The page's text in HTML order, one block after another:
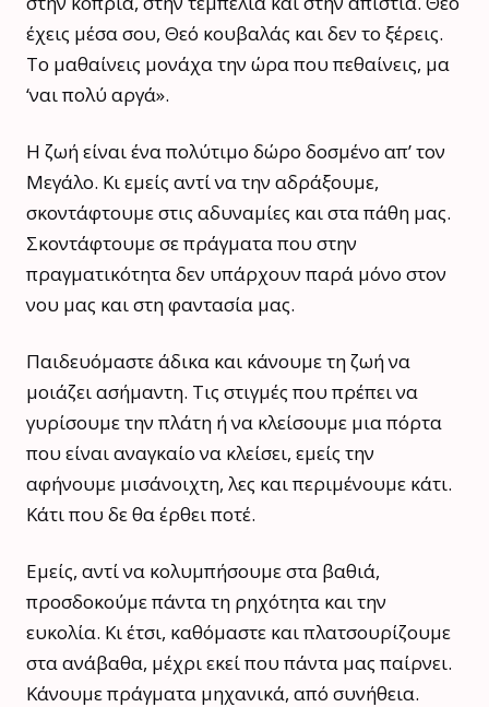
έχεις μέσα σου, Θεό κουβαλάς και δεν το ξέρεις.
Το μαθαίνεις μονάχα την ώρα που πεθαίνεις, μα
‘ναι πολύ αργά».
Η ζωή είναι ένα πολύτιμο δώρο δοσμένο απ’ τον
Μεγάλο. Κι εμείς αντί να την αδράξουμε,
σκοντάφτουμε στις αδυναμίες και στα πάθη μας.
Σκοντάφτουμε σε πράγματα που στην
πραγματικότητα δεν υπάρχουν παρά μόνο στον
νου μας και στη φαντασία μας.
Παιδευόμαστε άδικα και κάνουμε τη ζωή να
μοιάζει ασήμαντη. Τις στιγμές που πρέπει να
γυρίσουμε την πλάτη ή να κλείσουμε μια πόρτα
που είναι αναγκαίο να κλείσει, εμείς την
αφήνουμε μισάνοιχτη, λες και περιμένουμε κάτι.
Κάτι που δε θα έρθει ποτέ.
Εμείς, αντί να κολυμπήσουμε στα βαθιά,
προσδοκούμε πάντα τη ρηχότητα και την
ευκολία. Κι έτσι, καθόμαστε και πλατσουρίζουμε
στα ανάβαθα, μέχρι εκεί που πάντα μας παίρνει.
Κάνουμε πράγματα μηχανικά, από συνήθεια.